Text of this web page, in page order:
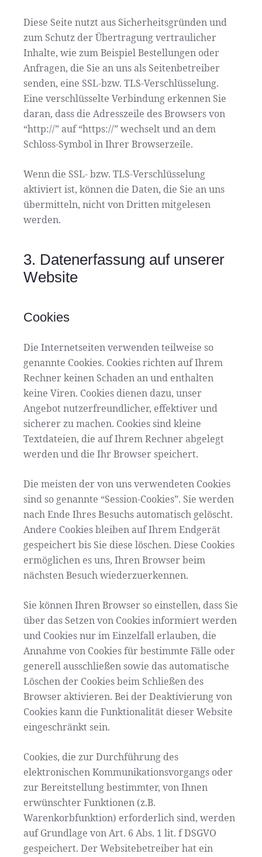
Diese Seite nutzt aus Sicherheitsgründen und
zum Schutz der Übertragung vertraulicher
Inhalte, wie zum Beispiel Bestellungen oder
Anfragen, die Sie an uns als Seitenbetreiber
senden, eine SSL-bzw. TLS-Verschlüsselung.
Eine verschlüsselte Verbindung erkennen Sie
daran, dass die Adresszeile des Browsers von
“http://” auf “https://” wechselt und an dem
Schloss-Symbol in Ihrer Browserzeile.
Wenn die SSL- bzw. TLS-Verschlüsselung
aktiviert ist, können die Daten, die Sie an uns
übermitteln, nicht von Dritten mitgelesen
werden.
3. Datenerfassung auf unserer
Website
Cookies
Die Internetseiten verwenden teilweise so
genannte Cookies. Cookies richten auf Ihrem
Rechner keinen Schaden an und enthalten
keine Viren. Cookies dienen dazu, unser
Angebot nutzerfreundlicher, effektiver und
sicherer zu machen. Cookies sind kleine
Textdateien, die auf Ihrem Rechner abgelegt
werden und die Ihr Browser speichert.
Die meisten der von uns verwendeten Cookies
sind so genannte “Session-Cookies”. Sie werden
nach Ende Ihres Besuchs automatisch gelöscht.
Andere Cookies bleiben auf Ihrem Endgerät
gespeichert bis Sie diese löschen. Diese Cookies
ermöglichen es uns, Ihren Browser beim
nächsten Besuch wiederzuerkennen.
Sie können Ihren Browser so einstellen, dass Sie
über das Setzen von Cookies informiert werden
und Cookies nur im Einzelfall erlauben, die
Annahme von Cookies für bestimmte Fälle oder
generell ausschließen sowie das automatische
Löschen der Cookies beim Schließen des
Browser aktivieren. Bei der Deaktivierung von
Cookies kann die Funktionalität dieser Website
eingeschränkt sein.
Cookies, die zur Durchführung des
elektronischen Kommunikationsvorgangs oder
zur Bereitstellung bestimmter, von Ihnen
erwünschter Funktionen (z.B.
Warenkorbfunktion) erforderlich sind, werden
auf Grundlage von Art. 6 Abs. 1 lit. f DSGVO
gespeichert. Der Websitebetreiber hat ein